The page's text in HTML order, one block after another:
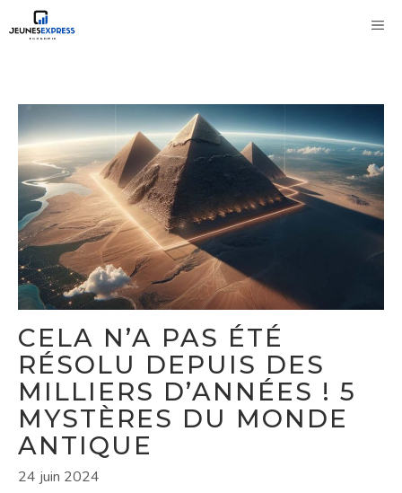
au
CELA N’A PAS ÉTÉ
RÉSOLU DEPUIS DES
MILLIERS D’ANNÉES ! 5
MYSTÈRES DU MONDE
ANTIQUE
24 juin 2024